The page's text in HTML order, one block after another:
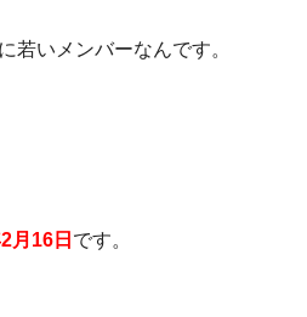
若いメンバーなんです。
月16日 です。